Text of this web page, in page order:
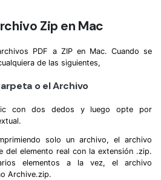
Zip en Mac
PDF a ZIP en Mac. Cuando se
de las siguientes,
o el Archivo
con dos dedos y luego opte por
solo un archivo, el archivo
del elemento real con la extensión .zip.
elementos a la vez, el archivo
Archive.zip.